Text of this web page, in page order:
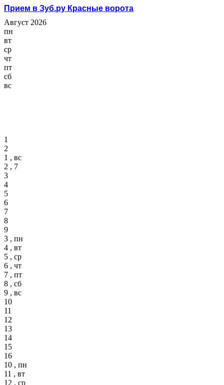
Прием в Зуб.ру Красные ворота
Август 2026
пн
вт
ср
чт
пт
сб
вс
1
2
1 , вс
2 , 7
3
4
5
6
7
8
9
3 , пн
4 , вт
5 , ср
6 , чт
7 , пт
8 , сб
9 , вс
10
11
12
13
14
15
16
10 , пн
11 , вт
12 , ср